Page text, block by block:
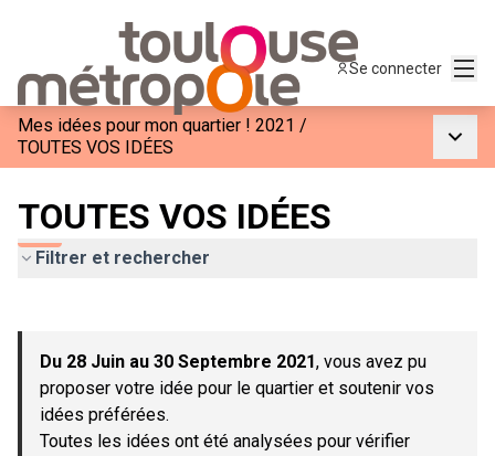
Se connecter
Mes idées pour mon quartier ! 2021 /
TOUTES VOS IDÉES
TOUTES VOS IDÉES
Filtrer et rechercher
−
Du 28 Juin au 30 Septembre 2021, vous avez pu
proposer votre idée pour le quartier et soutenir vos
idées préférées.
Toutes les idées ont été analysées pour vérifier